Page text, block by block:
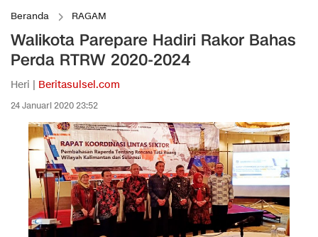
Beranda RAGAM
Walikota Parepare Hadiri Rakor Bahas
Perda RTRW 2020-2024
Heri | Beritasulsel.com
24 Januari 2020 23:52